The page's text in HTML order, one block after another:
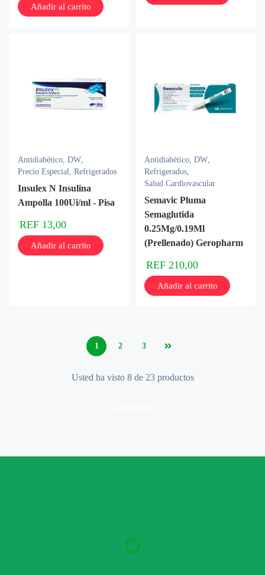
Añadir al carrito
Antidiabético, DW,
Precio Especial, Refrigerados
Insulex N Insulina
Ampolla 100Ui/ml - Pisa
REF 13,00
Añadir al carrito
Antidiabético, DW,
Refrigerados,
Salud Cardiovascular
Semavic Pluma
Semaglutida
0.25Mg/0.19Ml
(Prellenado) Geropharm
REF 210,00
Añadir al carrito
1 2 3
Usted ha visto 8 de 23 productos